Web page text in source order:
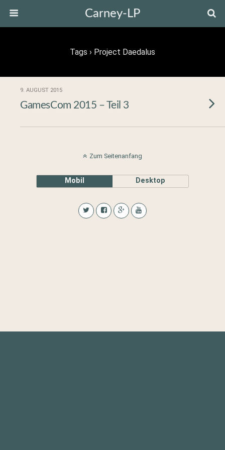
Carney-LP
Tags › Project Daedalus
9. AUGUST 2015
GamesCom 2015 – Teil 3
Zum Seitenanfang
Mobil Desktop